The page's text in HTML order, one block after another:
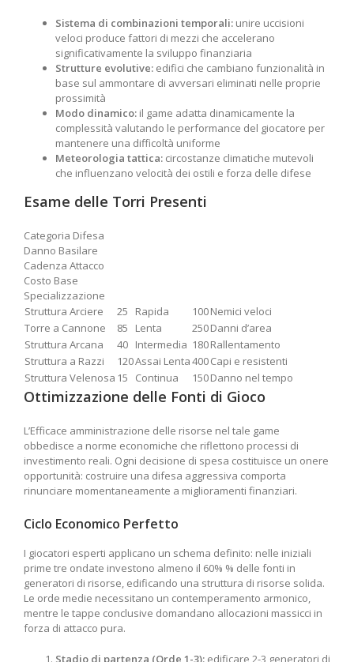
Sistema di combinazioni temporali: unire uccisioni
veloci produce fattori di mezzi che accelerano
significativamente la sviluppo finanziaria
Strutture evolutive: edifici che cambiano funzionalità in
base sul ammontare di avversari eliminati nelle proprie
prossimità
Modo dinamico: il game adatta dinamicamente la
complessità valutando le performance del giocatore per
mantenere una difficoltà uniforme
Meteorologia tattica: circostanze climatiche mutevoli
che influenzano velocità dei ostili e forza delle difese
Esame delle Torri Presenti
Categoria Difesa
Danno Basilare
Cadenza Attacco
Costo Base
Specializzazione
Struttura Arciere
25 Rapida 100Nemici veloci
Torre a Cannone
85 Lenta 250Danni d’area
Struttura Arcana
40 Intermedia 180Rallentamento
Struttura a Razzi
120Assai Lenta400Capi e resistenti
Struttura Velenosa 15 Continua 150Danno nel tempo
Ottimizzazione delle Fonti di Gioco
L’Efficace amministrazione delle risorse nel tale game
obbedisce a norme economiche che riflettono processi di
investimento reali. Ogni decisione di spesa costituisce un onere
opportunità: costruire una difesa aggressiva comporta
rinunciare momentaneamente a miglioramenti finanziari.
Ciclo Economico Perfetto
I giocatori esperti applicano un schema definito: nelle iniziali
prime tre ondate investono almeno il 60% % delle fonti in
generatori di risorse, edificando una struttura di risorse solida.
Le orde medie necessitano un contemperamento armonico,
mentre le tappe conclusive domandano allocazioni massicci in
forza di attacco pura.
Stadio di partenza (Orde 1-3): edificare 2-3 generatori di